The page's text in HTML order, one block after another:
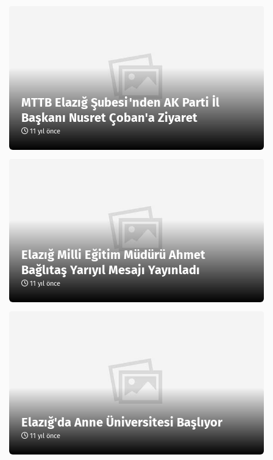
MTTB Elazığ Şubesi'nden AK Parti İl
11 yıl önce
Elazığ Milli Eğitim Müdürü Ahmet
Bağlıtaş Yarıyıl Mesajı Yayınladı
11 yıl önce
Elazığ'da Anne Üniversitesi Başlıyor
11 yıl önce